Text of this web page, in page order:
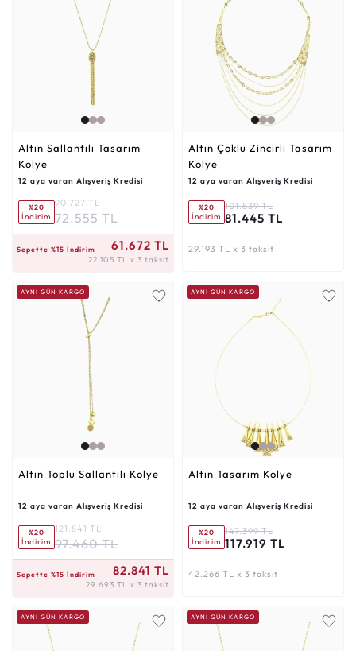
Altın Sallantılı Tasarım
Kolye
12 aya varan Alışveriş Kredisi
%20
İndirim
90.727 TL
72.555 TL
Sepette %15 İndirim 61.672 TL
22.105 TL x 3 taksit
Altın Çoklu Zincirli Tasarım
Kolye
12 aya varan Alışveriş Kredisi
%20
İndirim
101.839 TL
81.445 TL
29.193 TL x 3 taksit
AYNI GÜN KARGO
Altın Toplu Sallantılı Kolye
12 aya varan Alışveriş Kredisi
%20
İndirim
121.841 TL
97.460 TL
Sepette %15 İndirim 82.841 TL
29.693 TL x 3 taksit
AYNI GÜN KARGO
Altın Tasarım Kolye
12 aya varan Alışveriş Kredisi
%20
İndirim
147.399 TL
117.919 TL
42.266 TL x 3 taksit
AYNI GÜN KARGO AYNI GÜN KARGO